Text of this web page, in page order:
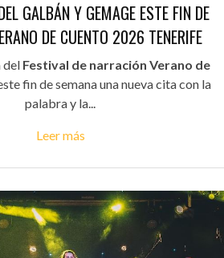
GALBÁN Y GEMAGE ESTE FIN DE
DE CUENTO 2026 TENERIFE
del Festival de narración Verano de
fin de semana una nueva cita con la
palabra y la...
Leer más